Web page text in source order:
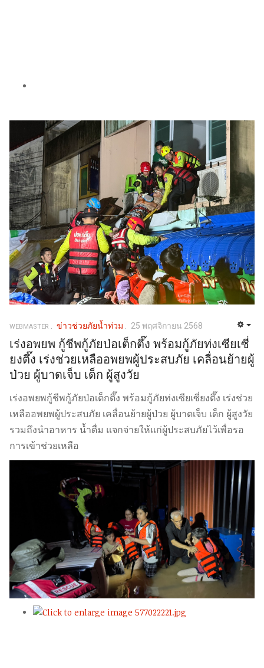
WEBMASTER ข่าวช่วยภัยน้ำท่วม 25 พฤศจิกายน 2568
เร่งอพยพ กู้ชีพกู้ภัยป่อเต็กตึ๊ง พร้อมกู้ภัยท่งเซียเซี่
ยงตึ๊ง เร่งช่วยเหลืออพยพผู้ประสบภัย เคลื่อนย้ายผู้
ป่วย ผู้บาดเจ็บ เด็ก ผู้สูงวัย
เร่งอพยพกู้ชีพกู้ภัยป่อเต็กตึ๊ง พร้อมกู้ภัยท่งเซียเซี่ยงตึ๊ง เร่งช่วย
เหลืออพยพผู้ประสบภัย เคลื่อนย้ายผู้ป่วย ผู้บาดเจ็บ เด็ก ผู้สูงวัย
รวมถึงนำอาหาร น้ำดื่ม แจกจ่ายให้แก่ผู้ประสบภัยไว้เพื่อรอ
การเข้าช่วยเหลือ